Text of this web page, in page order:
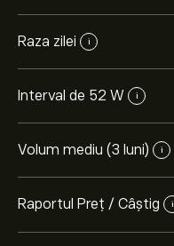
Raza zilei i
Interval de 52 W i
Volum mediu (3 luni) i
Raportul Preț / Câștig i